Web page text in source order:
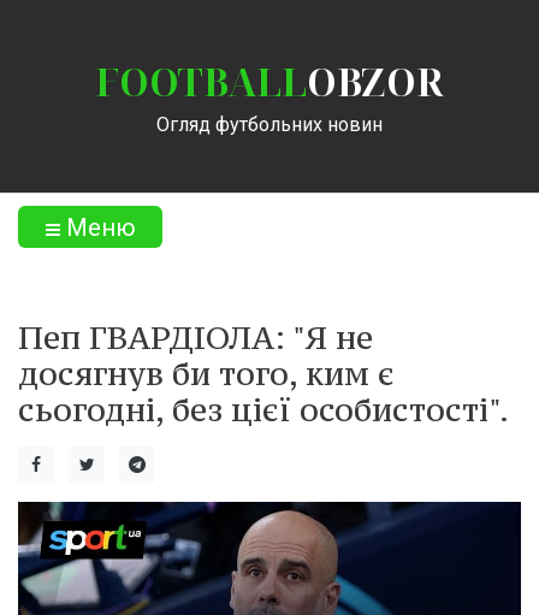
FOOTBALLOBZOR
Огляд футбольних новин
Меню
Пеп ГВАРДІОЛА: "Я не
досягнув би того, ким є
сьогодні, без цієї особистості".